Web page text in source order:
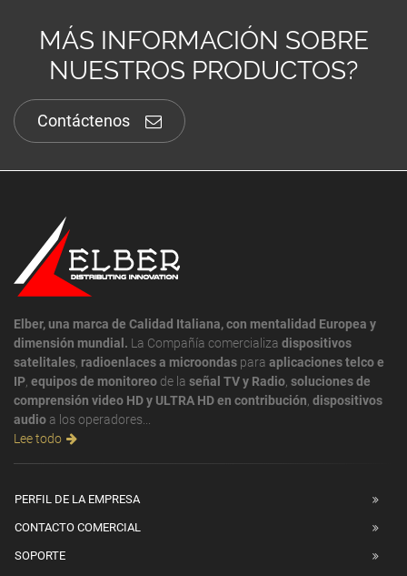
MÁS INFORMACIÓN SOBRE
NUESTROS PRODUCTOS?
Contáctenos
Elber, una marca de Calidad Italiana, con mentalidad Europea y
dimensión mundial. La Compañía comercializa dispositivos
satelitales radioenlaces a microondas para aplicaciones telco e
IP equipos de monitoreo de la señal TV y Radio soluciones de
comprensión video HD y ULTRA HD en contribución dispositivos
audio a los operadores...
Lee todo
PERFIL DE LA EMPRESA
CONTACTO COMERCIAL
SOPORTE